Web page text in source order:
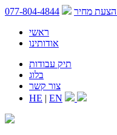
מחיר
077-804-4844
ראשי
אודותינו
תיק עבודות
בלוג
צור קשר
HE | EN